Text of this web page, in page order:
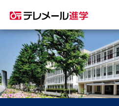
資料請求
大学・短大の資料種類から請求